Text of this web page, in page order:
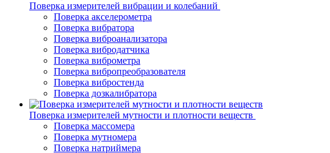
Поверка измерителей вибрации и колебаний
Поверка акселерометра
Поверка вибратора
Поверка виброанализатора
Поверка вибродатчика
Поверка виброметра
Поверка вибропреобразователя
Поверка вибростенда
Поверка дозкалибратора
Поверка измерителей мутности и плотности веществ
Поверка массомера
Поверка мутномера
Поверка натриймера